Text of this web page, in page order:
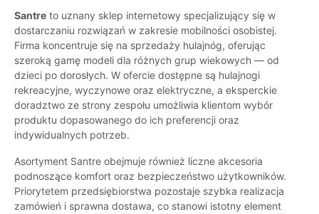
Santre to uznany sklep internetowy specjalizujący się w
dostarczaniu rozwiązań w zakresie mobilności osobistej.
Firma koncentruje się na sprzedaży hulajnóg, oferując
szeroką gamę modeli dla różnych grup wiekowych — od
dzieci po dorosłych. W ofercie dostępne są hulajnogi
rekreacyjne, wyczynowe oraz elektryczne, a eksperckie
doradztwo ze strony zespołu umożliwia klientom wybór
produktu dopasowanego do ich preferencji oraz
indywidualnych potrzeb.
Asortyment Santre obejmuje również liczne akcesoria
podnoszące komfort oraz bezpieczeństwo użytkowników.
Priorytetem przedsiębiorstwa pozostaje szybka realizacja
zamówień i sprawna dostawa, co stanowi istotny element